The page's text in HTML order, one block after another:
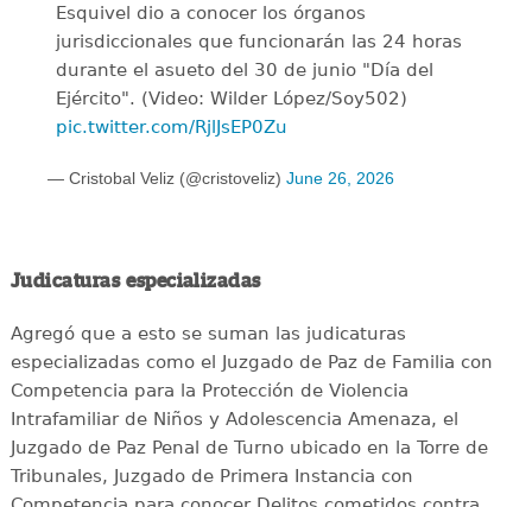
Esquivel dio a conocer los órganos
jurisdiccionales que funcionarán las 24 horas
durante el asueto del 30 de junio "Día del
Ejército". (Video: Wilder López/Soy502)
pic.twitter.com/RjlJsEP0Zu
— Cristobal Veliz (@cristoveliz) June 26, 2026
Judicaturas especializadas
Agregó que a esto se suman las judicaturas
especializadas como el Juzgado de Paz de Familia con
Competencia para la Protección de Violencia
Intrafamiliar de Niños y Adolescencia Amenaza, el
Juzgado de Paz Penal de Turno ubicado en la Torre de
Tribunales, Juzgado de Primera Instancia con